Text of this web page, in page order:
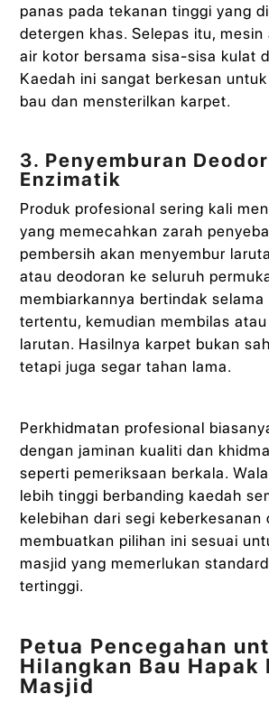
panas pada tekanan tinggi yang
detergen khas. Selepas itu,
air kotor bersama sisa-sisa kulat
Kaedah ini sangat berkesan
bau dan mensterilkan karpet.
3. Penyemburan
Enzimatik
Produk profesional sering kali
yang memecahkan zarah
pembersih akan menyembur
atau deodoran ke seluruh
membiarkannya bertindak selama
tertentu, kemudian membilas
larutan. Hasilnya karpet bukan
tetapi juga segar tahan lama.
Perkhidmatan profesional
dengan jaminan kualiti dan
seperti pemeriksaan berkala.
lebih tinggi berbanding kaedah
kelebihan dari segi keberkesanan
membuatkan pilihan ini sesuai
masjid yang memerlukan
tertinggi.
Petua Pencegahan
Hilangkan Bau Hapak
Masjid